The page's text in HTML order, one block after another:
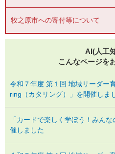
牧之原市への寄付等について
AI(人工
こんなページを
令和７年度 第１回 地域リーダー
ring（カタリング）」を開催しま
「カードで楽しく学ぼう！みん
催しました